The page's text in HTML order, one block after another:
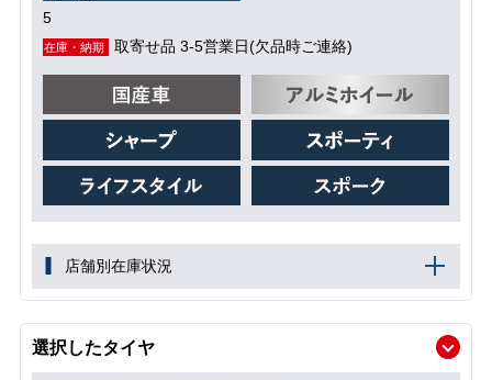
5
在庫・納期 取寄せ品 3-5営業日(欠品時ご連絡)
店舗別在庫状況
選択したタイヤ